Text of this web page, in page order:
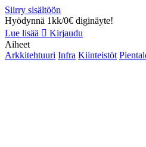
Siirry sisältöön
Hyödynnä 1kk/0€ diginäyte!
Lue lisää
Kirjaudu
Aiheet
Arkkitehtuuri Infra Kiinteistöt